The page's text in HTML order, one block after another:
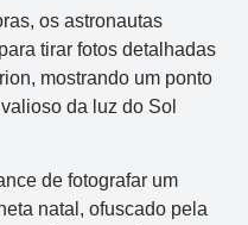
os astronautas
tirar fotos detalhadas
mostrando um ponto
da luz do Sol
de fotografar um
natal, ofuscado pela